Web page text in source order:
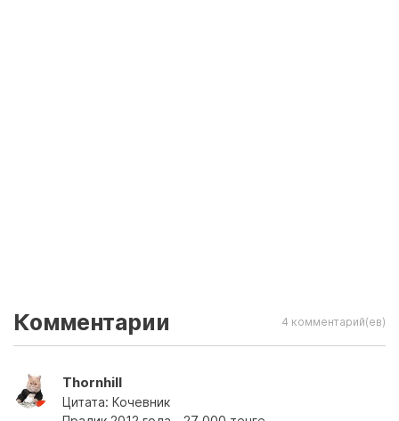
Комментарии 4 комментарий(ев)
Thornhill
Цитата: Кочевник